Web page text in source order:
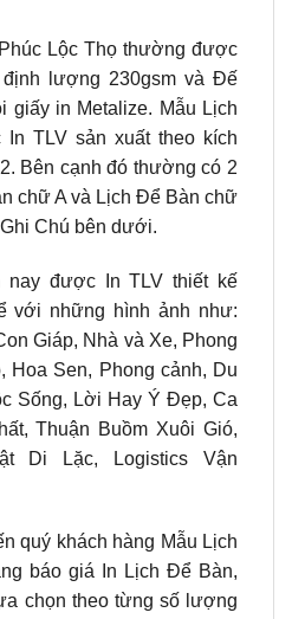
Lộc Thọ thường được
lượng 230gsm và Đế
giấy in Metalize. Mẫu Lịch
TLV sản xuất theo kích
Bên cạnh đó thường có 2
chữ A và Lịch Để Bàn chữ
Chú bên dưới.
nay được In TLV thiết kế
với những hình ảnh như:
Giáp, Nhà và Xe, Phong
Hoa Sen, Phong cảnh, Du
Sống, Lời Hay Ý Đẹp, Ca
Thuận Buồm Xuôi Gió,
Di Lặc, Logistics Vận
quý khách hàng Mẫu Lịch
báo giá In Lịch Để Bàn,
chọn theo từng số lượng